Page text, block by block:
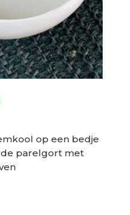
op een bedje
parelgort met